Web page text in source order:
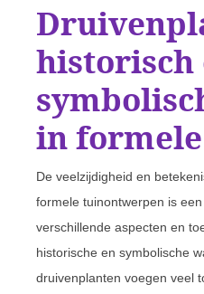
historisch
in
De veelzijdigheid en
formele tuinontwerpen is
verschillende aspecten en
historische en symbolische
druivenplanten voegen veel